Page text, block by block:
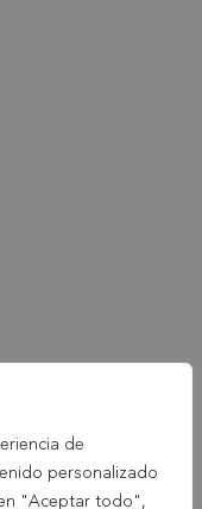
de
personalizado
"Aceptar todo",
los derechos